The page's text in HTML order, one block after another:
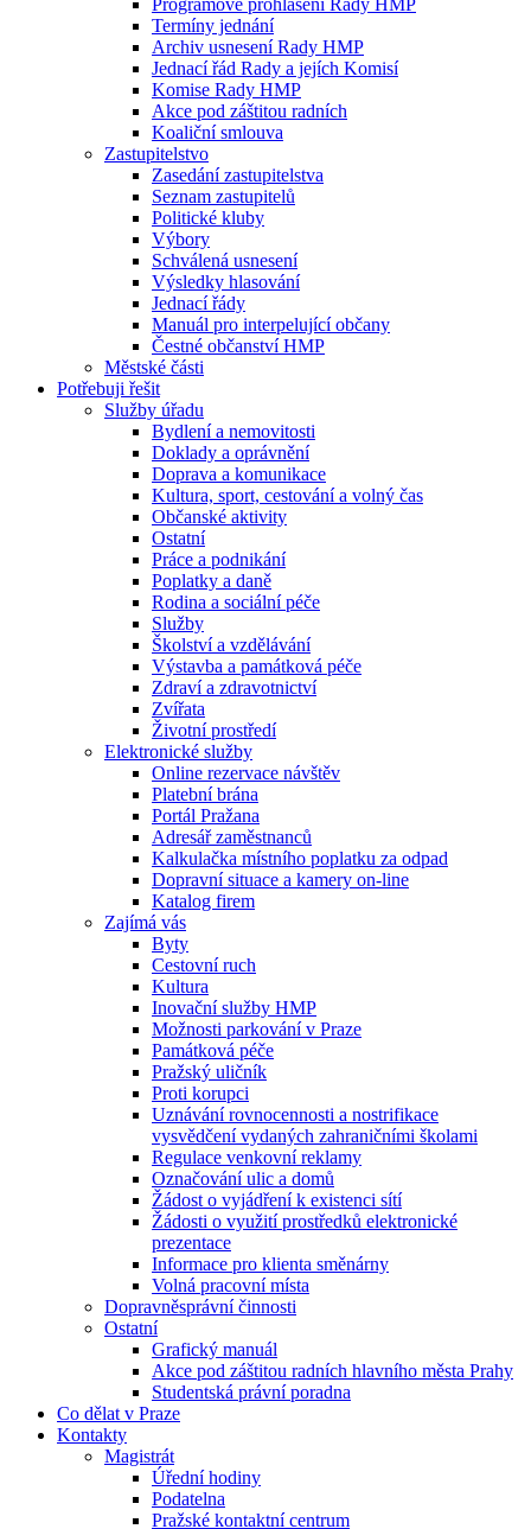
Programové prohlášení Rady HMP
Termíny jednání
Archiv usnesení Rady HMP
Jednací řád Rady a jejích Komisí
Komise Rady HMP
Akce pod záštitou radních
Koaliční smlouva
Zastupitelstvo
Zasedání zastupitelstva
Seznam zastupitelů
Politické kluby
Výbory
Schválená usnesení
Výsledky hlasování
Jednací řády
Manuál pro interpelující občany
Čestné občanství HMP
Městské části
Potřebuji řešit
Služby úřadu
Bydlení a nemovitosti
Doklady a oprávnění
Doprava a komunikace
Kultura, sport, cestování a volný čas
Občanské aktivity
Ostatní
Práce a podnikání
Poplatky a daně
Rodina a sociální péče
Služby
Školství a vzdělávání
Výstavba a památková péče
Zdraví a zdravotnictví
Zvířata
Životní prostředí
Elektronické služby
Online rezervace návštěv
Platební brána
Portál Pražana
Adresář zaměstnanců
Kalkulačka místního poplatku za odpad
Dopravní situace a kamery on-line
Katalog firem
Zajímá vás
Byty
Cestovní ruch
Kultura
Inovační služby HMP
Možnosti parkování v Praze
Památková péče
Pražský uličník
Proti korupci
Uznávání rovnocennosti a nostrifikace
vysvědčení vydaných zahraničními školami
Regulace venkovní reklamy
Označování ulic a domů
Žádost o vyjádření k existenci sítí
Žádosti o využití prostředků elektronické
prezentace
Informace pro klienta směnárny
Volná pracovní místa
Dopravněsprávní činnosti
Ostatní
Grafický manuál
Akce pod záštitou radních hlavního města Prahy
Studentská právní poradna
Co dělat v Praze
Kontakty
Magistrát
Úřední hodiny
Podatelna
Pražské kontaktní centrum